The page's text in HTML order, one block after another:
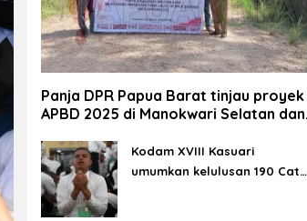
Panja DPR Papua Barat tinjau proyek
APBD 2025 di Manokwari Selatan dan
Kodam XVIII Kasuari
umumkan kelulusan 190 Cata